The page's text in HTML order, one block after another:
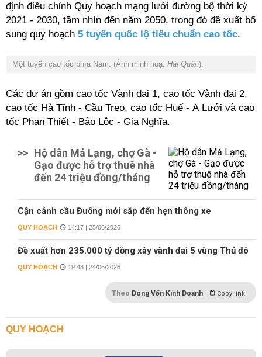
định điều chỉnh Quy hoạch mạng lưới đường bộ thời kỳ
2021 - 2030, tầm nhìn đến năm 2050, trong đó đề xuất bổ
sung quy hoạch 5 tuyến quốc lộ tiêu chuẩn cao tốc.
Một tuyến cao tốc phía Nam. (Ảnh minh hoạ: Hải Quân).
Các dự án gồm cao tốc Vành đai 1, cao tốc Vành đai 2,
cao tốc Hà Tĩnh - Cầu Treo, cao tốc Huế - A Lưới và cao
tốc Phan Thiết - Bảo Lộc - Gia Nghĩa.
>> Hộ dân Mả Lạng, chợ Gà -
Gạo được hỗ trợ thuê nhà
đến 24 triệu đồng/tháng
Cận cảnh cầu Đuống mới sắp đến hẹn thông xe
QUY HOẠCH 14:17 | 25/06/2026
Đề xuất hơn 235.000 tỷ đồng xây vành đai 5 vùng Thủ đô
QUY HOẠCH 19:48 | 24/06/2026
Theo Dòng Vốn Kinh Doanh Copy link
QUY HOẠCH